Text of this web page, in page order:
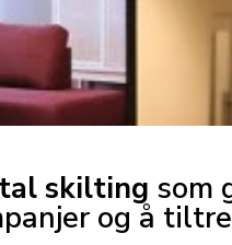
skilting som
og å